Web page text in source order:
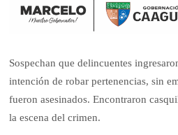
Sospechan que delincuentes
intención de robar pertenencias, sin
fueron asesinados. Encontraron
la escena del crimen.